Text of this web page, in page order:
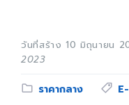
วันที่สร้าง 10 มิถุนายน
2023
Category:
ราคากลาง